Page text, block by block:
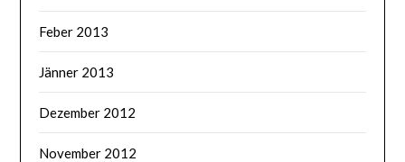
Feber 2013
Jänner 2013
Dezember 2012
November 2012